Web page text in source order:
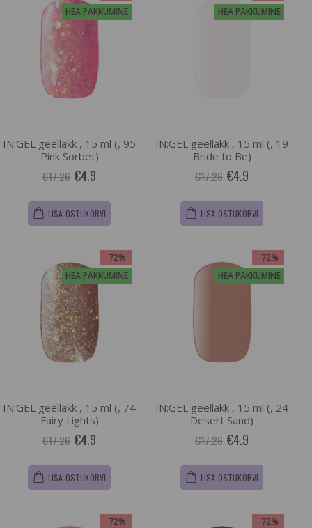
HEA PAKKUMINE
IN:GEL geellakk , 15 ml (, 95
Pink Sorbet)
€17.26 €4.9
LISA OSTUKORVI
HEA PAKKUMINE
IN:GEL geellakk , 15 ml (, 19
Bride to Be)
€17.26 €4.9
LISA OSTUKORVI
-72%
HEA PAKKUMINE
IN:GEL geellakk , 15 ml (, 74
Fairy Lights)
€17.26 €4.9
LISA OSTUKORVI
-72%
HEA PAKKUMINE
IN:GEL geellakk , 15 ml (, 24
Desert Sand)
€17.26 €4.9
LISA OSTUKORVI
-72%
-72%